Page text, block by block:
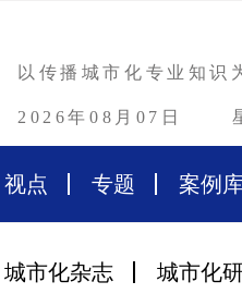
以传播城市化专业知识
2026年08月07日
视点 专题 案例
城市化杂志 城市化